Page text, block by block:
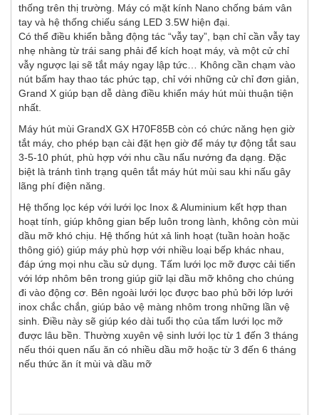
thống trên thị trường. Máy có mặt kính Nano chống bám vân
tay và hệ thống chiếu sáng LED 3.5W hiện đại.
Có thể điều khiển bằng động tác “vẫy tay”, bạn chỉ cần vẫy tay
nhẹ nhàng từ trái sang phải để kích hoạt máy, và một cử chỉ
vẫy ngược lại sẽ tắt máy ngay lập tức… Không cần chạm vào
nút bấm hay thao tác phức tạp, chỉ với những cử chỉ đơn giản,
Grand X giúp bạn dễ dàng điều khiển máy hút mùi thuận tiện
nhất.
Máy hút mùi GrandX GX H70F85B còn có chức năng hẹn giờ
tắt máy, cho phép bạn cài đặt hẹn giờ để máy tự động tắt sau
3-5-10 phút, phù hợp với nhu cầu nấu nướng đa dạng. Đặc
biệt là tránh tình trạng quên tắt máy hút mùi sau khi nấu gây
lãng phí điện năng.
Hệ thống lọc kép với lưới lọc Inox & Aluminium kết hợp than
hoạt tính, giúp không gian bếp luôn trong lành, không còn mùi
dầu mỡ khó chịu. Hệ thống hút xả linh hoạt (tuần hoàn hoặc
thông gió) giúp máy phù hợp với nhiều loại bếp khác nhau,
đáp ứng mọi nhu cầu sử dụng. Tấm lưới lọc mỡ được cải tiến
với lớp nhôm bên trong giúp giữ lại dầu mỡ không cho chúng
đi vào động cơ. Bên ngoài lưới lọc được bao phủ bỡi lớp lưới
inox chắc chắn, giúp bảo vệ màng nhôm trong những lần vệ
sinh. Điều này sẽ giúp kéo dài tuổi thọ của tấm lưới lọc mỡ
được lâu bền. Thường xuyên vệ sinh lưới lọc từ 1 đến 3 tháng
nếu thói quen nấu ăn có nhiều dầu mỡ hoặc từ 3 đến 6 tháng
nếu thức ăn ít mùi và dầu mỡ